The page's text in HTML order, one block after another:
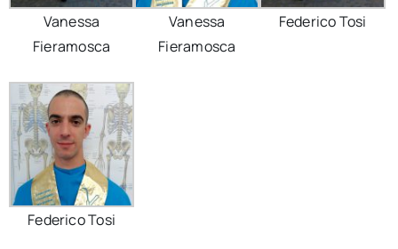
Vanessa
Fieramosca
Vanessa
Fieramosca
Federico Tosi
Federico Tosi